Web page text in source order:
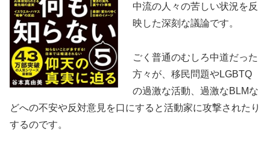
中流の人々の苦しい状況を反
映した深刻な議論です。
ごく普通のむしろ中道だった
方々が、移民問題やLGBTQ
の過激な活動、過激なBLMな
どへの不安や反対意見を口にすると活動家に攻撃されたり
するのです。